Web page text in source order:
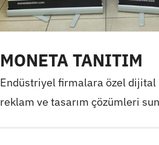
MONETA TANITIM
Endüstriyel firmalara özel dijital
reklam ve tasarım çözümleri